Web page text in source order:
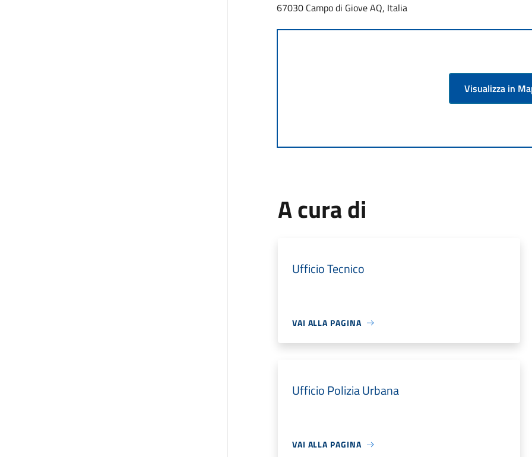
67030 Campo di Giove AQ, Italia
Visualizza in
A cura di
Ufficio Tecnico
VAI ALLA PAGINA
Ufficio Polizia Urbana
VAI ALLA PAGINA